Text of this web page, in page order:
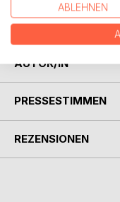
Mutterschaft nicht
möchten.
AUTOR/IN
PRESSESTIMMEN
REZENSIONEN
ABLEHNEN